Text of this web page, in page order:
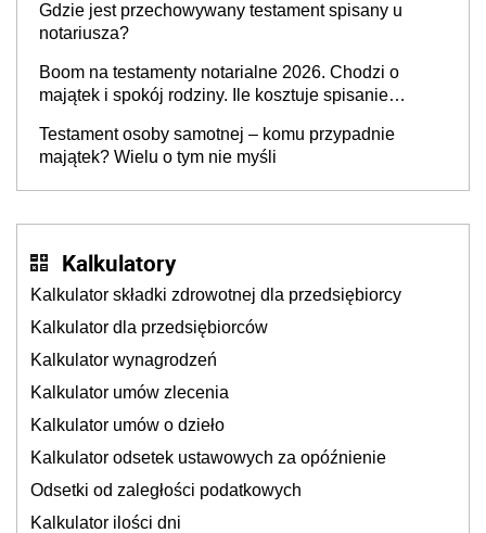
Gdzie jest przechowywany testament spisany u
notariusza?
Boom na testamenty notarialne 2026. Chodzi o
majątek i spokój rodziny. Ile kosztuje spisanie
Testament osoby samotnej – komu przypadnie
majątek? Wielu o tym nie myśli
Kalkulatory
Kalkulator składki zdrowotnej dla przedsiębiorcy
Kalkulator dla przedsiębiorców
Kalkulator wynagrodzeń
Kalkulator umów zlecenia
Kalkulator umów o dzieło
Kalkulator odsetek ustawowych za opóźnienie
Odsetki od zaległości podatkowych
Kalkulator ilości dni